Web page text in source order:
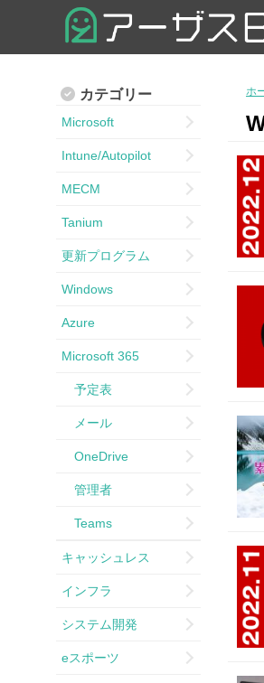
ホ
カテゴリー
Microsoft
Intune/Autopilot
MECM
Tanium
更新プログラム
Windows
Azure
Microsoft 365
予定表
メール
OneDrive
管理者
Teams
キャッシュレス
インフラ
システム開発
eスポーツ